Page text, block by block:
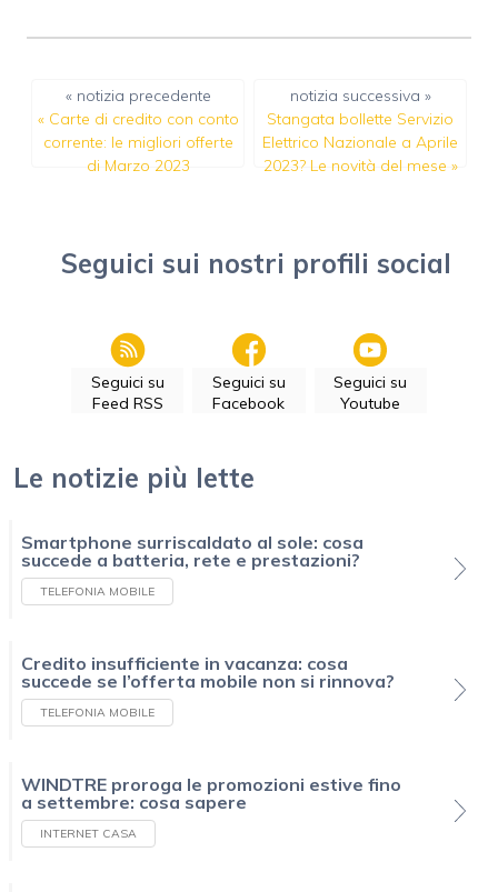
« notizia precedente
« Carte di credito con conto
corrente: le migliori offerte
di Marzo 2023
notizia successiva »
Stangata bollette Servizio
Elettrico Nazionale a Aprile
2023? Le novità del mese »
Seguici sui nostri profili social
Seguici su
Feed RSS
Seguici su
Facebook
Seguici su
Youtube
Le notizie più lette
Smartphone surriscaldato al sole: cosa
succede a batteria, rete e prestazioni?
TELEFONIA MOBILE
Credito insufficiente in vacanza: cosa
succede se l’offerta mobile non si rinnova?
TELEFONIA MOBILE
WINDTRE proroga le promozioni estive fino
a settembre: cosa sapere
INTERNET CASA